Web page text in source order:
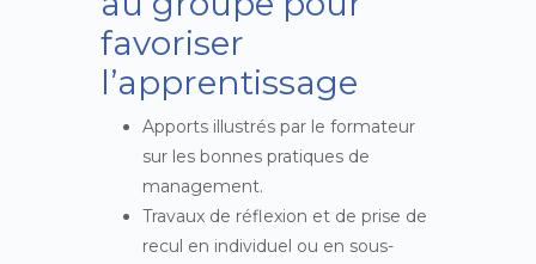
favoriser
l’apprentissage
Apports illustrés par le formateur
sur les bonnes pratiques de
management.
Travaux de réflexion et de prise de
recul en individuel ou en sous-